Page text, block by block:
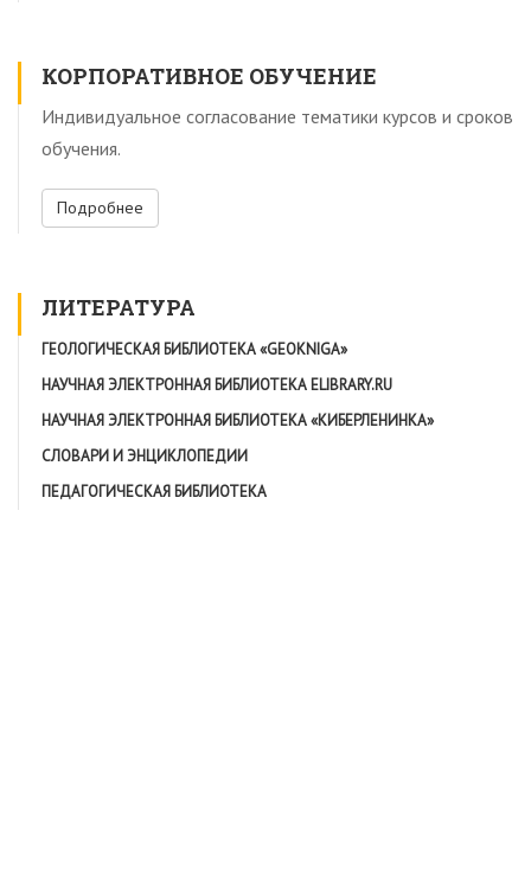
КОРПОРАТИВНОЕ ОБУЧЕНИЕ
Индивидуальное согласование тематики курсов и сроков
обучения.
Подробнее
ЛИТЕРАТУРА
ГЕОЛОГИЧЕСКАЯ БИБЛИОТЕКА «GEOKNIGA»
НАУЧНАЯ ЭЛЕКТРОННАЯ БИБЛИОТЕКА ELIBRARY.RU
НАУЧНАЯ ЭЛЕКТРОННАЯ БИБЛИОТЕКА «КИБЕРЛЕНИНКА»
СЛОВАРИ И ЭНЦИКЛОПЕДИИ
ПЕДАГОГИЧЕСКАЯ БИБЛИОТЕКА